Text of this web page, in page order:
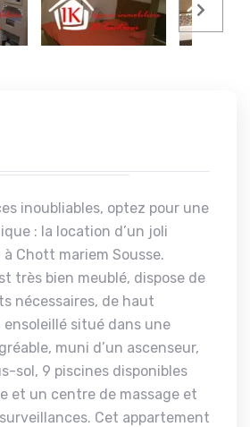
inoubliables, optez pour une
: la location d’un joli
Chott mariem Sousse.
très bien meublé, dispose de
nécessaires, de haut
situé dans une
muni d’un ascenseur,
sol, 9 piscines disponibles
et un centre de massage et
Cet appartement